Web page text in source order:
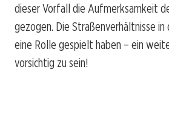
dieser Vorfall die Aufmerksamkeit
gezogen. Die Straßenverhältnisse
eine Rolle gespielt haben – ein
vorsichtig zu sein!